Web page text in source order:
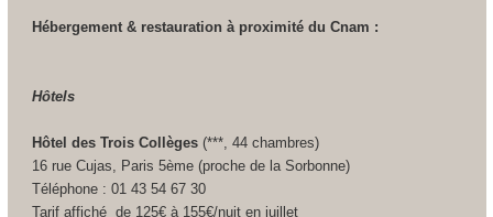
Hébergement & restauration à proximité du Cnam :
Hôtels
Hôtel des Trois Collèges (***, 44 chambres)
16 rue Cujas, Paris 5ème (proche de la Sorbonne)
Téléphone : 01 43 54 67 30
Tarif affiché de 125€ à 155€/nuit en juillet